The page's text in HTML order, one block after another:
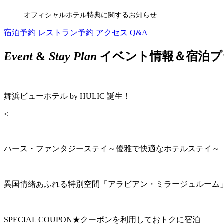
オフィシャルホテル特典に関するお知らせ
宿泊予約 レストラン予約 アクセス Q&A
Event& Stay Plan イベント情報＆宿泊
舞浜ビューホテル by HULIC 誕生！
<
ハース・ファンタジーステイ～優雅で快適なホテルステイ～
異国情緒あふれる特別空間「アラビアン・ミラージュルーム
SPECIAL COUPON★クーポンを利用しておトクに宿泊